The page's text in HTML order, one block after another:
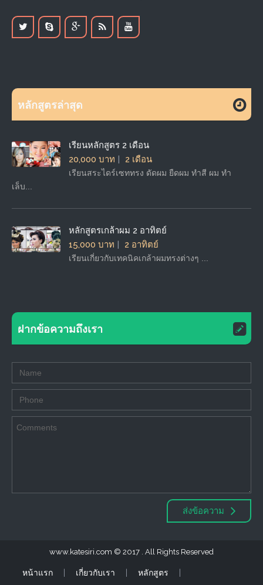
หลักสูตรล่าสุด
เรียนหลักสูตร 2 เดือน
20,000 บาท
2 เดือน
เรียนสระไดร์เซททรง ดัดผม ยืดผม ทำสี ผม ทำ
เล็บ...
หลักสูตรเกล้าผม 2 อาทิตย์
15,000 บาท
2 อาทิตย์
เรียนเกี่ยวกับเทคนิคเกล้าผมทรงต่างๆ ...
ฝากข้อความถึงเรา
ส่งข้อความ
www.katesiri.com 2017 . All Rights Reserved
หน้าแรก เกี่ยวกับเรา หลักสูตร